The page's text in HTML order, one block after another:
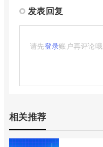
发表回复
请先登录账户再评论哦
相关推荐